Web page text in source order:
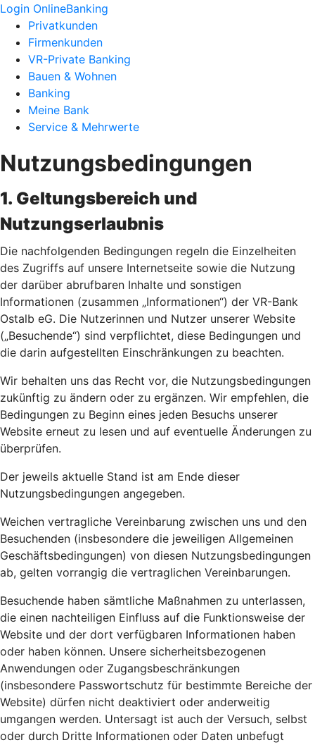
Login OnlineBanking
Privatkunden
Firmenkunden
VR-Private Banking
Bauen & Wohnen
Banking
Meine Bank
Service & Mehrwerte
Nutzungsbedingungen
1. Geltungsbereich und
Nutzungserlaubnis
Die nachfolgenden Bedingungen regeln die Einzelheiten
des Zugriffs auf unsere Internetseite sowie die Nutzung
der darüber abrufbaren Inhalte und sonstigen
Informationen (zusammen „Informationen“) der VR-Bank
Ostalb eG. Die Nutzerinnen und Nutzer unserer Website
(„Besuchende“) sind verpflichtet, diese Bedingungen und
die darin aufgestellten Einschränkungen zu beachten.
Wir behalten uns das Recht vor, die Nutzungsbedingungen
zukünftig zu ändern oder zu ergänzen. Wir empfehlen, die
Bedingungen zu Beginn eines jeden Besuchs unserer
Website erneut zu lesen und auf eventuelle Änderungen zu
überprüfen.
Der jeweils aktuelle Stand ist am Ende dieser
Nutzungsbedingungen angegeben.
Weichen vertragliche Vereinbarung zwischen uns und den
Besuchenden (insbesondere die jeweiligen Allgemeinen
Geschäftsbedingungen) von diesen Nutzungsbedingungen
ab, gelten vorrangig die vertraglichen Vereinbarungen.
Besuchende haben sämtliche Maßnahmen zu unterlassen,
die einen nachteiligen Einfluss auf die Funktionsweise der
Website und der dort verfügbaren Informationen haben
oder haben können. Unsere sicherheitsbezogenen
Anwendungen oder Zugangsbeschränkungen
(insbesondere Passwortschutz für bestimmte Bereiche der
Website) dürfen nicht deaktiviert oder anderweitig
umgangen werden. Untersagt ist auch der Versuch, selbst
oder durch Dritte Informationen oder Daten unbefugt